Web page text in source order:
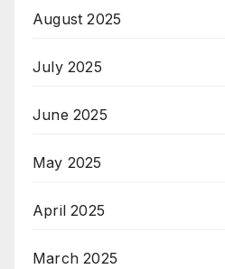
August 2025
July 2025
June 2025
May 2025
April 2025
March 2025